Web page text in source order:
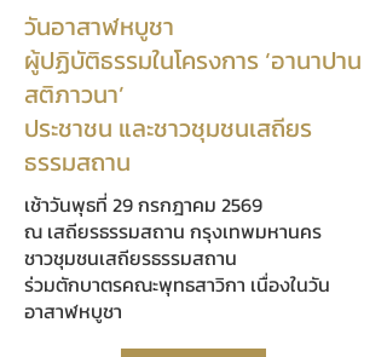
วันอาสาฬหบูชา
ผู้ปฏิบัติธรรมในโครงการ ‘อานาปาน
สติภาวนา’
ประชาชน และชาวชุมชนเสถียร
ธรรมสถาน
เช้าวันพุธที่ 29 กรกฎาคม 2569
ณ เสถียรธรรมสถาน กรุงเทพมหานคร
ชาวชุมชนเสถียรธรรมสถาน
ร่วมตักบาตรคณะพุทธสาวิกา เนื่องในวัน
อาสาฬหบูชา